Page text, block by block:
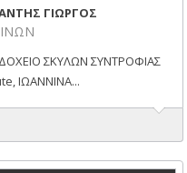
ΓΙΩΡΓΟΣ
ΣΚΥΛΩΝ ΣΥΝΤΡΟΦΙΑΣ
ΙΩΑΝΝΙΝΑ...